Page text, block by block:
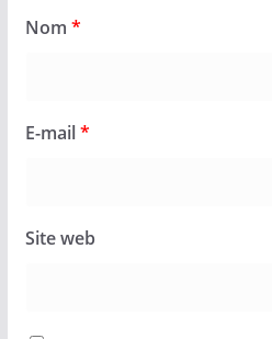
Nom *
E-mail*
Site web